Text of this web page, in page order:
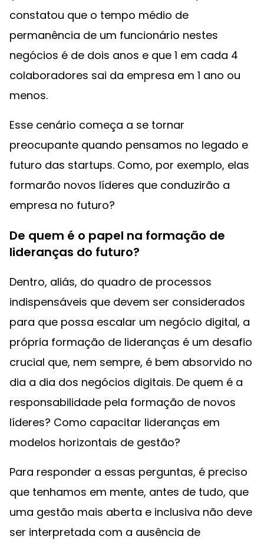
constatou que o tempo médio de
permanência de um funcionário nestes
negócios é de dois anos e que 1 em cada 4
colaboradores sai da empresa em 1 ano ou
menos.
Esse cenário começa a se tornar
preocupante quando pensamos no legado e
futuro das startups. Como, por exemplo, elas
formarão novos líderes que conduzirão a
empresa no futuro?
De quem é o papel na formação de
lideranças do futuro?
Dentro, aliás, do quadro de processos
indispensáveis que devem ser considerados
para que possa escalar um negócio digital, a
própria formação de lideranças é um desafio
crucial que, nem sempre, é bem absorvido no
dia a dia dos negócios digitais. De quem é a
responsabilidade pela formação de novos
líderes? Como capacitar lideranças em
modelos horizontais de gestão?
Para responder a essas perguntas, é preciso
que tenhamos em mente, antes de tudo, que
uma gestão mais aberta e inclusiva não deve
ser interpretada com a ausência de